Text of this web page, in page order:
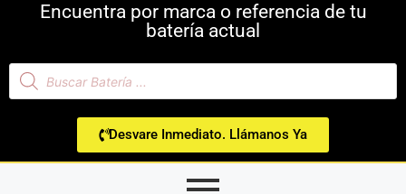
Encuentra por marca o referencia de tu
batería actual
Desvare Inmediato. Llámanos Ya